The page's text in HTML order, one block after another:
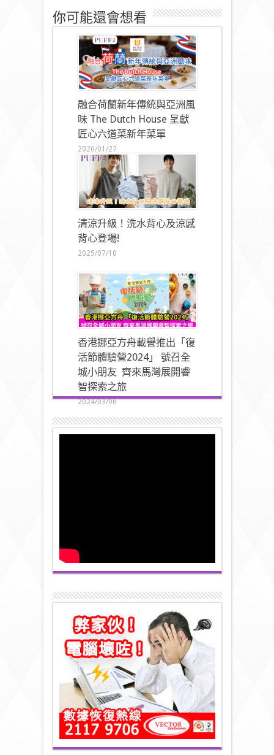
你可能還會想看
融合荷蘭新年傳統與亞洲風
味 The Dutch House 呈獻
匠心六道菜新年菜單
2026/01/27
清涼升級！洗水背心及涼感
背心登場!
2025/07/10
香港挪亞方舟載譽推出「復
活節體驗營2024」 號召全
城小朋友 齊來馬灣展開睿
智探索之旅
2024/03/06